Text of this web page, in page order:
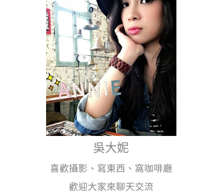
吳大妮
喜歡攝影、寫東西、窩咖啡廳
歡迎大家來聊天交流